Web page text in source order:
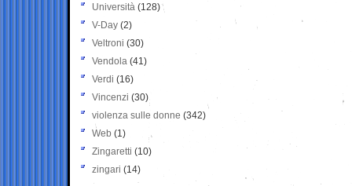
Università (128)
V-Day (2)
Veltroni (30)
Vendola (41)
Verdi (16)
Vincenzi (30)
violenza sulle donne (342)
Web (1)
Zingaretti (10)
zingari (14)